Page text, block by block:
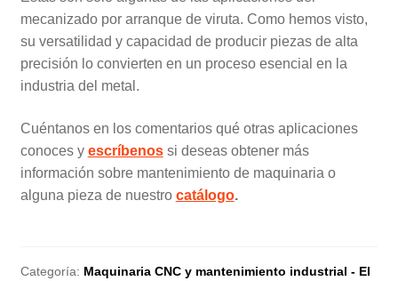
mecanizado por arranque de viruta. Como hemos visto,
su versatilidad y capacidad de producir piezas de alta
precisión lo convierten en un proceso esencial en la
industria del metal.
Cuéntanos en los comentarios qué otras aplicaciones
conoces y escríbenossi deseas obtener más
información sobre mantenimiento de maquinaria o
alguna pieza de nuestro catálogo.
Categoría: Maquinaria CNC y mantenimiento industrial - El